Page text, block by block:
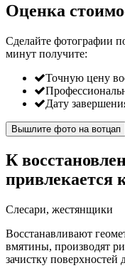
Оценка
Сделайте фотографии
минут получите:
Точную цену
Дату
Вышлите фото на вотцап
К
привлекается
Слесари, жестянщики
Восстанавливают
вмятины, производят
зачистку поверхностей